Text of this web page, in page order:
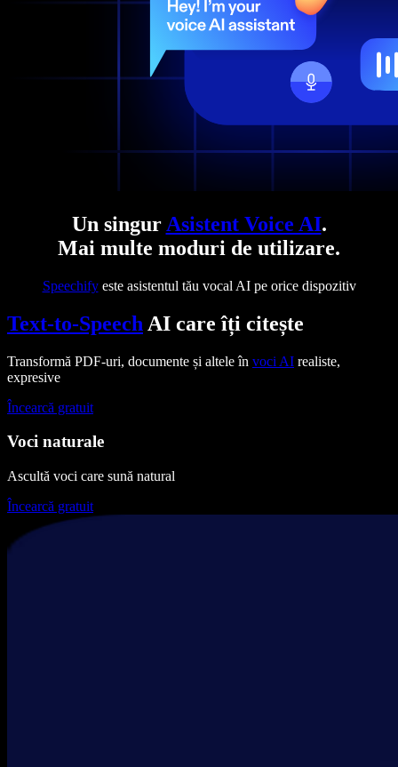
Un singur Asistent Voice AI.
Mai multe moduri de utilizare.
Speechifyeste asistentul tău vocal AI pe orice dispozitiv
Text-to-Speech AI care îți citește
Transformă PDF-uri, documente și altele în voci AI realiste,
expresive
Încearcă gratuit
Voci naturale
Ascultă voci care sună natural
Încearcă gratuit